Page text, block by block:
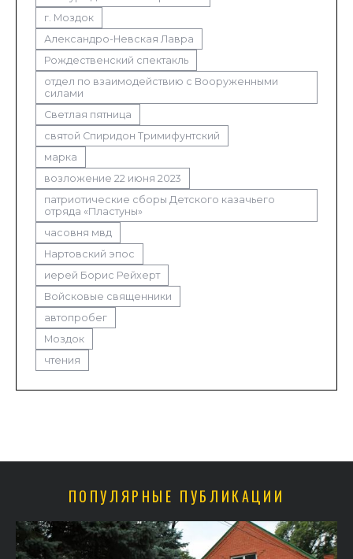
г. Моздок
Александро-Невская Лавра
Рождественский спектакль
отдел по взаимодействию с Вооруженными
силами
Светлая пятница
святой Спиридон Тримифунтский
марка
возложение 22 июня 2023
патриотические сборы Детского казачьего
отряда «Пластуны»
часовня мвд
Нартовский эпос
иерей Борис Рейхерт
Войсковые священники
автопробег
Моздок
чтения
ПОПУЛЯРНЫЕ ПУБЛИКАЦИИ